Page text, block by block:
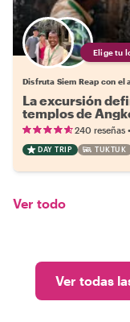
Elige tu
Disfruta Siem Reap con
La excursión
templos de
240 reseñas •
DAY TRIP TUKTUK
Ver todo
Ver todas